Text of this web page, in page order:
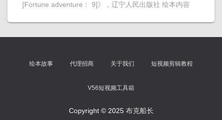
[Fortune adventure： 9]》，辽宁人民出版社 绘本内容
绘本故事 代理招商 关于我们 短视频剪辑教程
V56短视频工具箱
Copyright © 2025 布克船长